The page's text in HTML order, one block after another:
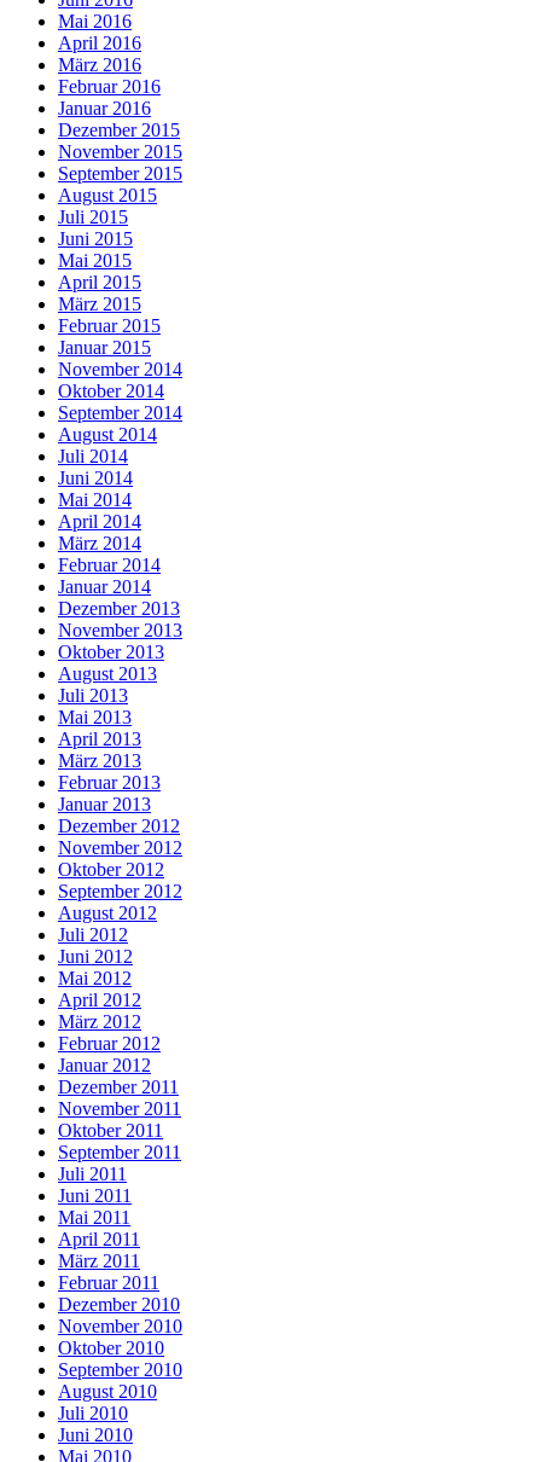
Mai 2016
April 2016
März 2016
Februar 2016
Januar 2016
Dezember 2015
November 2015
September 2015
August 2015
Juli 2015
Juni 2015
Mai 2015
April 2015
März 2015
Februar 2015
Januar 2015
November 2014
Oktober 2014
September 2014
August 2014
Juli 2014
Juni 2014
Mai 2014
April 2014
März 2014
Februar 2014
Januar 2014
Dezember 2013
November 2013
Oktober 2013
August 2013
Juli 2013
Mai 2013
April 2013
März 2013
Februar 2013
Januar 2013
Dezember 2012
November 2012
Oktober 2012
September 2012
August 2012
Juli 2012
Juni 2012
Mai 2012
April 2012
März 2012
Februar 2012
Januar 2012
Dezember 2011
November 2011
Oktober 2011
September 2011
Juli 2011
Juni 2011
Mai 2011
April 2011
März 2011
Februar 2011
Dezember 2010
November 2010
Oktober 2010
September 2010
August 2010
Juli 2010
Juni 2010
Mai 2010